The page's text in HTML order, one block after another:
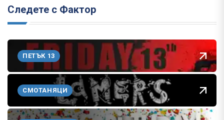
Следете с Фактор
ПЕТЪК 13
СМОТАНЯЦИ